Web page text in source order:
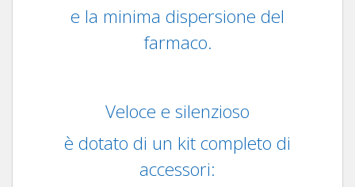
e la minima dispersione del
farmaco.
Veloce e silenzioso
è dotato di un kit completo di
accessori: